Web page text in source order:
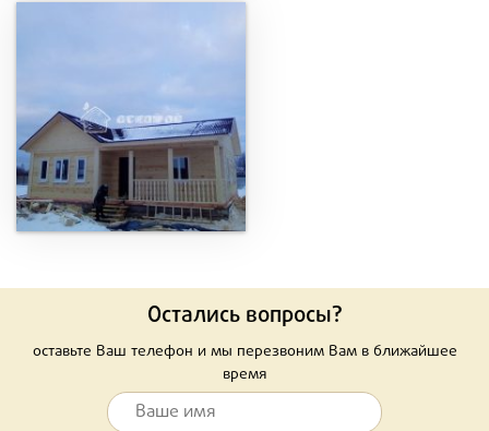
Остались вопросы?
оставьте Ваш телефон и мы перезвоним Вам в ближайшее
время